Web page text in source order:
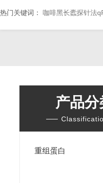
热门关键词： 咖啡黑长蠹探针法
产品分
重组蛋白